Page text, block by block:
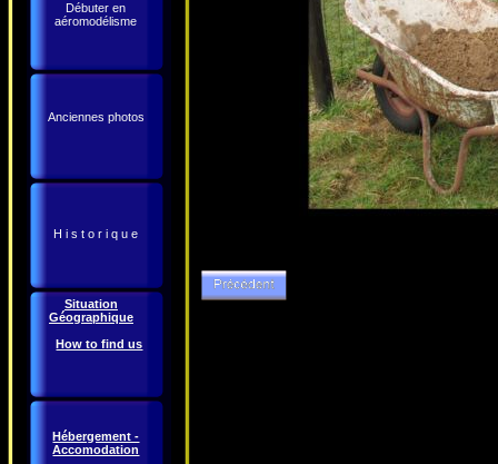
Débuter en
aéromodélisme
Anciennes photos
H i s t o r i q u e
Situation
Géographique
How to find us
Hébergement -
Accomodation